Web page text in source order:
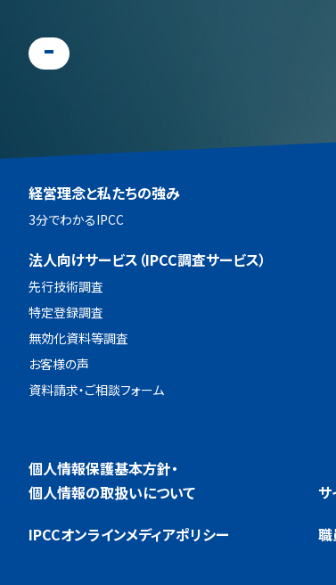
経営理念と私たちの強み
3分でわかるIPCC
法人向けサービス（IPCC調査サービス）
先行技術調査
特定登録調査
無効化資料等調査
お客様の声
資料請求・ご相談フォーム
個人情報保護基本方針・
個人情報の取扱いについて
IPCCオンラインメディアポリシー
サ
職